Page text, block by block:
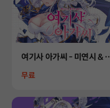
Product
여기사 아가씨 - 미연시 &
Price
무료